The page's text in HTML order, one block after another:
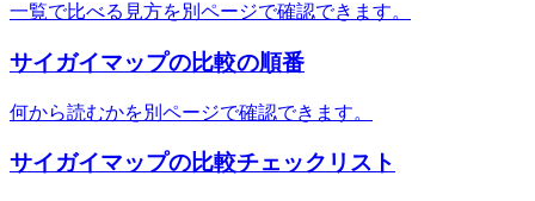
一覧で比べる見方を別ページで確認できます。
サイガイマップの比較の順番
何から読むかを別ページで確認できます。
サイガイマップの比較チェックリスト